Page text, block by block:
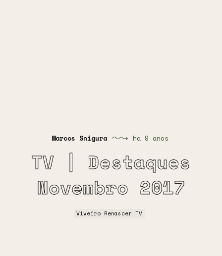
Marcos Snigura há 9 anos
TV | Destaques
Novembro 2017
Viveiro Renascer TV